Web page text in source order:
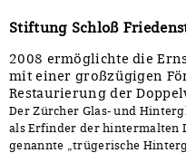
Stiftung Schloß
2008 ermöglichte die
mit einer großzügigen
Restaurierung der
Der Zürcher Glas- und
als Erfinder der hintermalten
genannte „trügerische